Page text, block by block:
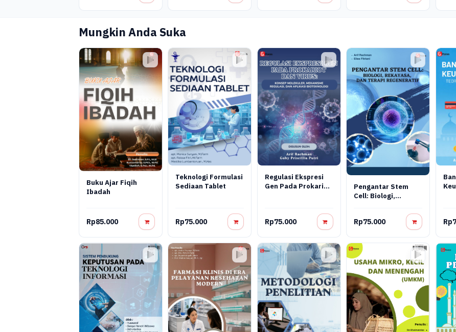
Mungkin Anda Suka
Buku Ajar Fiqih
Ibadah
Rp85.000
Teknologi Formulasi
Sediaan Tablet
Rp75.000
Regulasi Ekspresi
Gen Pada Prokariot
Regulasi, Dan
Bioteknologi
Rp75.000
Pengantar Stem
Cell: Biologi,
Terapi Regeneratif
Rp75.000